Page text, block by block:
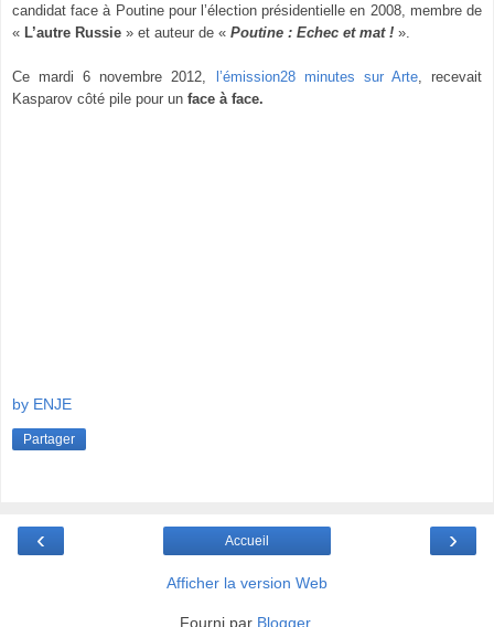
candidat face à Poutine pour l’élection présidentielle en 2008, membre de
« L’autre Russie » et auteur de « Poutine : Echec et mat ! ».
Ce mardi 6 novembre 2012, l’émission28 minutes sur Arte, recevait
Kasparov côté pile pour un face à face.
by ENJE
Partager
‹ ›
Accueil
Afficher la version Web
Fourni par Blogger.